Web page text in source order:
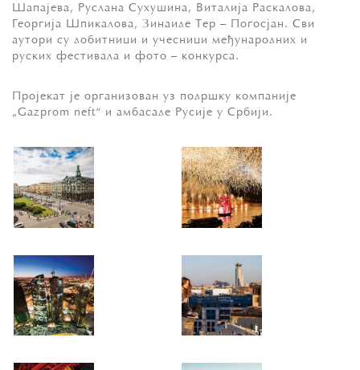
Шапајева, Руслана Сухушина, Виталија Раскалова,
Георгија Шпикалова, Зинаиде Тер – Погосјан. Сви
аутори су добитници и учесници међународних и
руских фестивала и фото – конкурса.
Пројекат је организован уз подршку компаније
„Gazprom neft“ и амбасаде Русије у Србији.